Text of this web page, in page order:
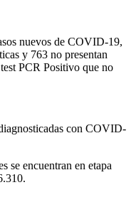
nuevos de COVID-19,
y 763 no presentan
PCR Positivo que no
con COVID-
se encuentran en etapa